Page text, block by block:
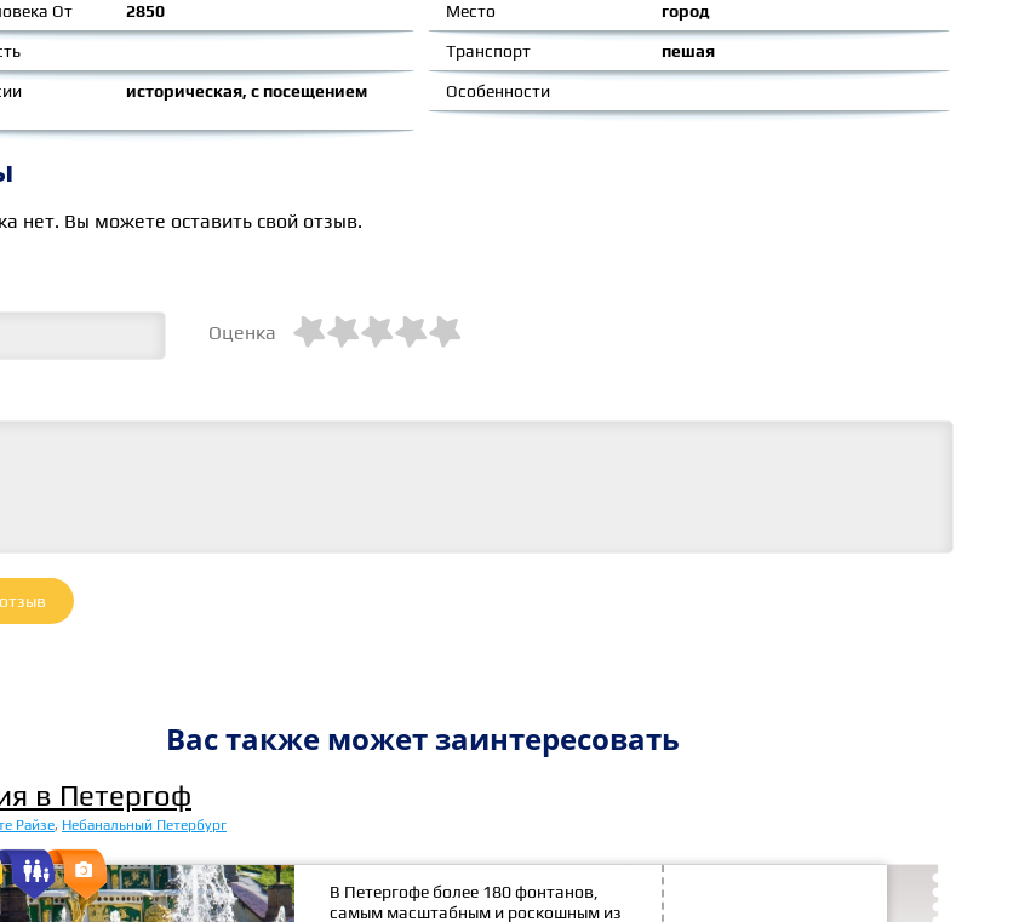
От 2850
историческая, с посещением
Место город
Транспорт пешая
Особенности
нет. Вы можете оставить свой отзыв.
Оценка 




Вас также может заинтересовать
в Петергоф
Райзе, Небанальный Петербург

В Петергофе более 180 фонтанов,
самым масштабным и роскошным из